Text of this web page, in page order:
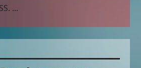
...